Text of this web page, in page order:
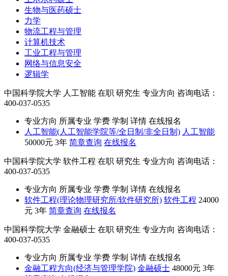
生物与医药硕士
力学
物流工程与管理
计算机技术
工业工程与管理
网络与信息安全
逻辑学
中国科学院大学 人工智能 在职 研究生 专业方向 咨询电话：
400-037-0535
专业方向 所属专业 学费 学制 详情 在线报名
人工智能(人工智能学院等/全日制/非全日制) 人工智能
50000元 3年 简章查询 在线报名
中国科学院大学 软件工程 在职 研究生 专业方向 咨询电话：
400-037-0535
专业方向 所属专业 学费 学制 详情 在线报名
软件工程(理论物理研究所/软件研究所) 软件工程 24000
元 3年 简章查询 在线报名
中国科学院大学 金融硕士 在职 研究生 专业方向 咨询电话：
400-037-0535
专业方向 所属专业 学费 学制 详情 在线报名
金融工程方向(经济与管理学院) 金融硕士 48000元 3年